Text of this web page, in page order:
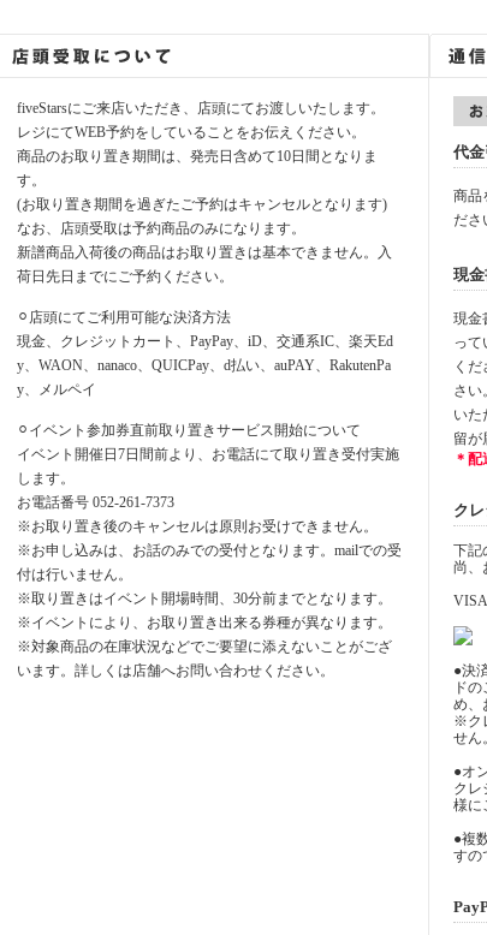
fiveStarsにご来店いただき、店頭にてお渡しいたします。
レジにてWEB予約をしていることをお伝えください。
商品のお取り置き期間は、発売日含めて10日間となりま
す。
(お取り置き期間を過ぎたご予約はキャンセルとなります)
なお、店頭受取は予約商品のみになります。
新譜商品入荷後の商品はお取り置きは基本できません。入
荷日先日までにご予約ください。
⚪︎店頭にてご利用可能な決済方法
現金、クレジットカート、PayPay、iD、交通系IC、楽天Ed
y、WAON、nanaco、QUICPay、d払い、auPAY、RakutenPa
y、メルペイ
⚪︎イベント参加券直前取り置きサービス開始について
イベント開催日7日間前より、お電話にて取り置き受付実施
します。
お電話番号 052-261-7373
※お取り置き後のキャンセルは原則お受けできません。
※お申し込みは、お話のみでの受付となります。mailでの受
付は行いません。
※取り置きはイベント開場時間、30分前までとなります。
※イベントにより、お取り置き出来る券種が異なります。
※対象商品の在庫状況などでご要望に添えないことがござ
います。詳しくは店舗へお問い合わせください。
代
商品
ださ
現
現金
っ
く
さい
いた
留が
＊
ク
下記
尚、
●決
ド
め、
※ク
せん。
●オ
クレ
様に
●複
すの